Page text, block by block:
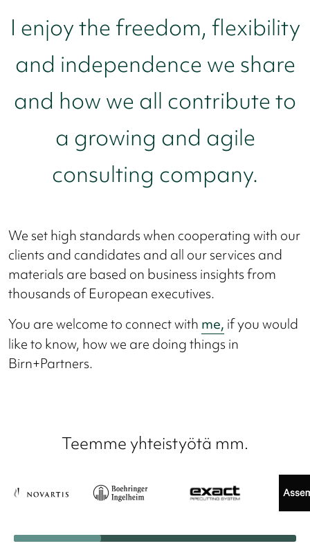
I enjoy the freedom, flexibility
and independence we share
and how we all contribute to
a growing and agile
consulting company.
We set high standards when cooperating with our
clients and candidates and all our services and
materials are based on business insights from
thousands of European executives.
You are welcome to connect with me, if you would
like to know, how we are doing things in
Birn+Partners.
Teemme yhteistyötä mm.